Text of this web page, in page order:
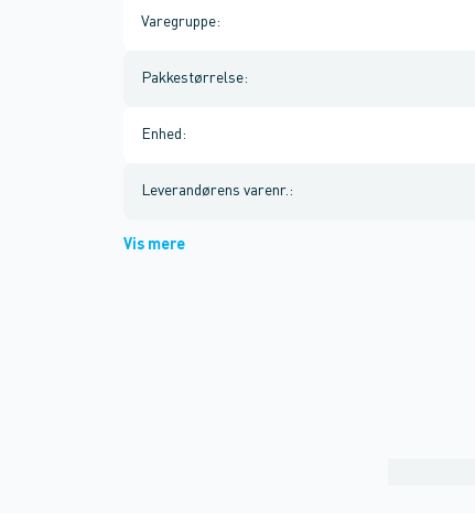
Varegruppe:
Pakkestørrelse:
Enhed :
Leverandørens varenr. :
Vis mere